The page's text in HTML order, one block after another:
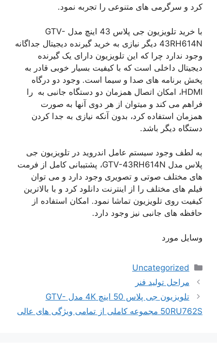
کرد و سرگرمی های متنوعی را تجربه نمود.
با خرید تلویزیون جی پلاس 43 اینچ مدل GTV-
43RH614N دیگر نیازی به خرید گیرنده دیجیتال جداگانه
وجود ندارد چرا که این تلویزیون دارای یک گیرنده
دیجیتال داخلی است که با کیفیت بسیار خوبی قادر به
پخش برنامه های صدا و سیما است. وجود دو درگاه
HDMI، امکان اتصال همزمان دو دستگاه جانبی به را
فراهم می کند و میتوان از هر دوی آنها به صورت
همزمان استفاده کرد، بدون آنکه نیازی به جدا کردن
دستگاه دیگر باشد.
به لطف وجود سیستم عامل اندروید در تلویزیون جی
پلاس مدل GTV-43RH614N، پشتیبانی کامل از فرمت
های مختلف صوتی و تصویری وجود دارد و می توان
فیلم های مختلف را از اینترنت دانلود کرد و با بالاترین
کیفیت روی تلویزیون تماشا نمود. امکان استفاده از
حافظه های جانبی نیز وجود دارد.
وسایل مورد
دسته‌ها
Uncategorized
ناوبری
نوشته‌ها
مراحل تولید فنر
تلویزیون جی پلاس 50 اینچ 4K مدل GTV-
50RU762S مجموعه کاملی از تمامی ویژگی های عالی